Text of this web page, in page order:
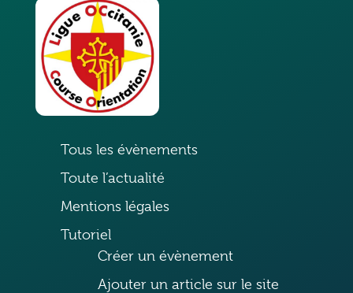
Tous les évènements
Toute l’actualité
Mentions légales
Tutoriel
Créer un évènement
Ajouter un article sur le site